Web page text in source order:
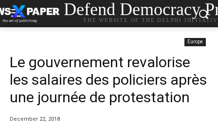
Defend Democracy
THE WEBSITE OF THE DELPHI
Europe
Le gouvernement revalorise
les salaires des policiers après
une journée de protestation
December 22, 2018